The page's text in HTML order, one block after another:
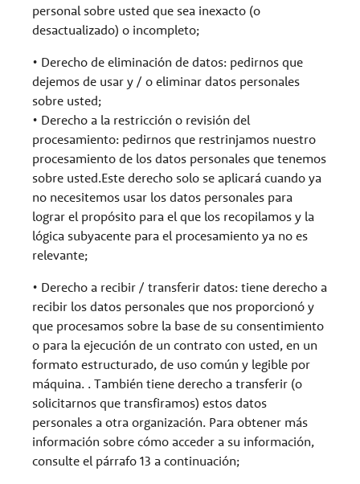
personal sobre usted que sea inexacto (o
desactualizado) o incompleto;
• Derecho de eliminación de datos: pedirnos que
dejemos de usar y / o eliminar datos personales
sobre usted;
• Derecho a la restricción o revisión del
procesamiento: pedirnos que restrinjamos nuestro
procesamiento de los datos personales que tenemos
sobre usted.Este derecho solo se aplicará cuando ya
no necesitemos usar los datos personales para
lograr el propósito para el que los recopilamos y la
lógica subyacente para el procesamiento ya no es
relevante;
• Derecho a recibir / transferir datos: tiene derecho a
recibir los datos personales que nos proporcionó y
que procesamos sobre la base de su consentimiento
o para la ejecución de un contrato con usted, en un
formato estructurado, de uso común y legible por
máquina. . También tiene derecho a transferir (o
solicitarnos que transfiramos) estos datos
personales a otra organización. Para obtener más
información sobre cómo acceder a su información,
consulte el párrafo 13 a continuación;